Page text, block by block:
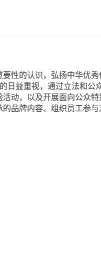
性的认识，弘扬中华优
益重视，通过立法和
动，以及开展面向公众
品牌内容、组织员工参